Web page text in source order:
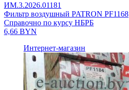
ИМ.3.2026.01181
Фильтр воздушный PATRON PF1168
Справочно по курсу НБРБ
6,66 BYN
Интернет-магазин